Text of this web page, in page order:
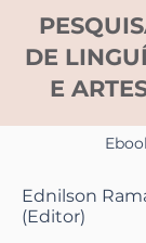
DE
E
Ednilson
(Editor)